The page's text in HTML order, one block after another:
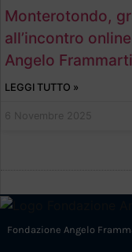
Monterotondo,
all’incontro
Angelo
LEGGI TUTTO »
6 Novembre 2025
Fondazione Angelo